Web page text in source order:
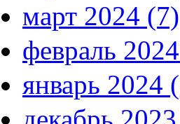
март 2024 (7)
февраль
январь 2024